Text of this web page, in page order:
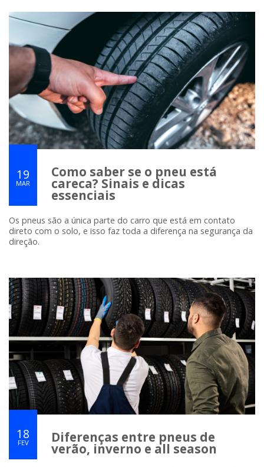
19
MAR
Como saber se o pneu está
careca? Sinais e dicas
essenciais
Os pneus são a única parte do carro que está em contato
direto com o solo, e isso faz toda a diferença na segurança da
direção.
18
FEV Diferenças entre pneus de
verão, inverno e all season